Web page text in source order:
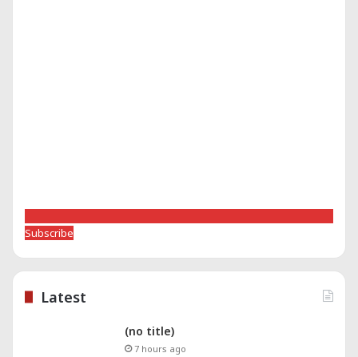
Subscribe
Latest
(no title)
7 hours ago